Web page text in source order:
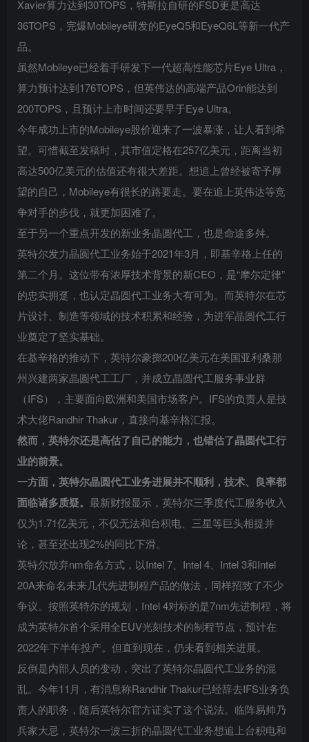
Xavier算力达到30TOPS，特斯拉自研的FSD更是高达
36TOPS，完爆Mobileye研发的EyeQ5和EyeQ6L等新一代产
品。
虽然Mobileye已经着手研发下一代超高性能芯片Eye Ultra，
算力预计达到176TOPS，但英伟达的高端产品Orin能达到
200TOPS，且预计上市时间还要早于Eye Ultra。
今年成功上市的Mobileye股价迎来了一波暴涨，让人看到希
望。可惜截至发稿时，其市值定格在257亿美元，距离当初
高达500亿美元的估值还有很大差距。想追上曾经被寄予厚
望的自己，Mobileye有很长的路要走。要在追上英伟达等竞
争对手的步伐，就更加困难了。
至于另一个重点开发的新业务晶圆代工，也是命途多舛。
英特尔发力晶圆代工业务始于2021年3月，即基辛格上任的
第二个月。这位带有浓厚技术背景的新CEO，是“摩尔定律”
的忠实拥趸，也认定晶圆代工业务大有可为。而英特尔在芯
片设计、制造等领域的技术积累和经验，为进军晶圆代工行
业奠定了坚实基础。
在基辛格的推动下，英特尔豪掷200亿美元在美国亚利桑那
州兴建两家晶圆代工工厂，并成立晶圆代工服务事业群
（IFS），主要面向欧洲和美国市场客户。IFS的负责人是技
术大佬Randhir Thakur，直接向基辛格汇报。
然而，英特尔还是高估了自己的能力，也错估了晶圆代工行
业的前景。
一方面，英特尔晶圆代工业务进展并不顺利，技术、良率都
面临诸多质疑。 最新财报显示，英特尔三季度代工服务收入
仅为1.71亿美元，不仅无法和台积电、三星等巨头相提并
论，甚至还出现2%的同比下滑。
英特尔放弃nm命名方式，以Intel 7、Intel 4、Intel 3和Intel
20A来命名未来几代先进制程产品的做法，同样招致了不少
争议。按照英特尔的规划，Intel 4对标的是7nm先进制程，将
成为英特尔首个采用全EUV光刻技术的制程节点，预计在
2022年下半年投产。但直到现在，仍未看到相关进展。
反倒是内部人员的变动，突出了英特尔晶圆代工业务的混
乱。今年11月，有消息称Randhir Thakur已经辞去IFS业务负
责人的职务，随后英特尔官方证实了这个说法。临阵易帅乃
兵家大忌，英特尔一波三折的晶圆代工业务想追上台积电和